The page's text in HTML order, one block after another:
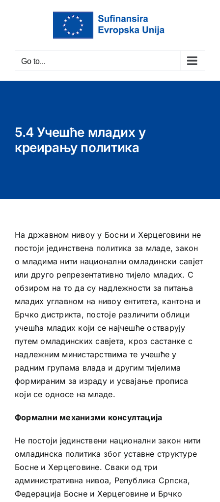
Go to...
5.4 Учешће младих у
креирању политика
На државном нивоу у Босни и Херцеговини не
постоји јединствена политика за младе, закон
о младима нити национални омладински савјет
или друго репрезентативно тијело младих. С
обзиром на то да су надлежности за питања
младих углавном на нивоу ентитета, кантона и
Брчко дистрикта, постоје различити облици
учешћа младих који се најчешће остварују
путем омладинских савјета, кроз састанке с
надлежним министарствима те учешће у
радним групама влада и другим тијелима
формираним за израду и усвајање прописа
који се односе на младе.
Формални механизми консултација
Не постоји јединствени национални закон нити
омладинска политика због уставне структуре
Босне и Херцеговине. Сваки од три
административна нивоа, Република Српска,
Федерација Босне и Херцеговине и Брчко